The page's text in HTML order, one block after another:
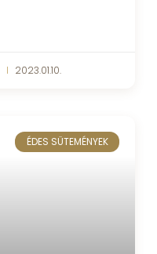
2023.01.10.
ÉDES SÜTEMÉNYEK